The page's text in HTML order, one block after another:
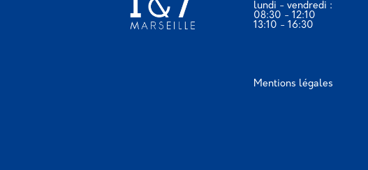
lundi - vendredi :
08:30 - 12:10
13:10 - 16:30
Mentions légales